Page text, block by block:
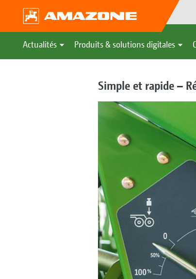
Actualités Produits & solutions digitales
Simple et rapide –